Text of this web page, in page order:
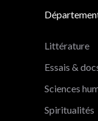
Littérature
Essais &
Sciences
Spiritualités